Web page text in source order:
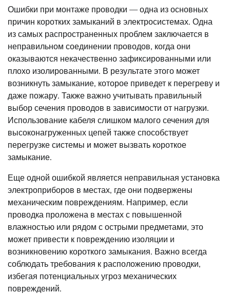
Ошибки при монтаже проводки — одна из основных
причин коротких замыканий в электросистемах. Одна
из самых распространенных проблем заключается в
неправильном соединении проводов, когда они
оказываются некачественно зафиксированными или
плохо изолированными. В результате этого может
возникнуть замыкание, которое приведет к перегреву и
даже пожару. Также важно учитывать правильный
выбор сечения проводов в зависимости от нагрузки.
Использование кабеля слишком малого сечения для
высоконагруженных цепей также способствует
перегрузке системы и может вызвать короткое
замыкание.
Еще одной ошибкой является неправильная установка
электроприборов в местах, где они подвержены
механическим повреждениям. Например, если
проводка проложена в местах с повышенной
влажностью или рядом с острыми предметами, это
может привести к повреждению изоляции и
возникновению короткого замыкания. Важно всегда
соблюдать требования к расположению проводки,
избегая потенциальных угроз механических
повреждений.